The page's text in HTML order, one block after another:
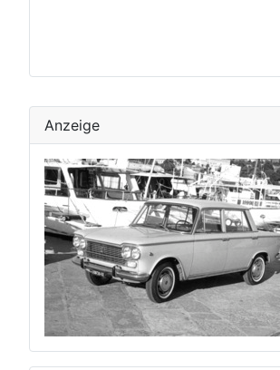
Anzeige